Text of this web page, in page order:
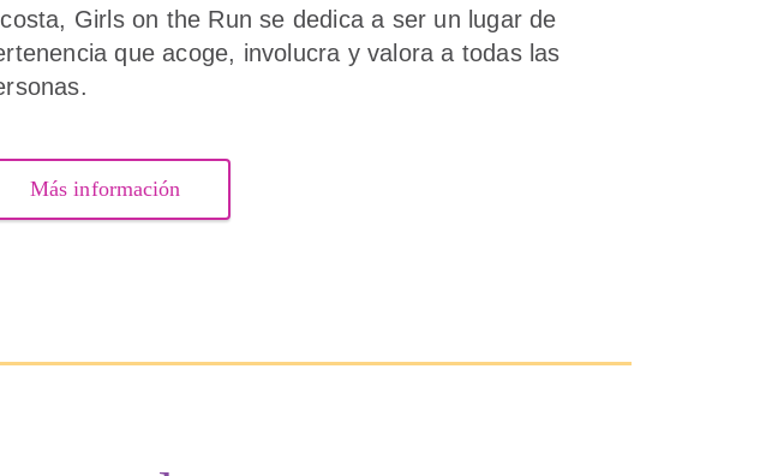
Girls on the Run se dedica a ser un lugar de
que acoge, involucra y valora a todas las
Más información